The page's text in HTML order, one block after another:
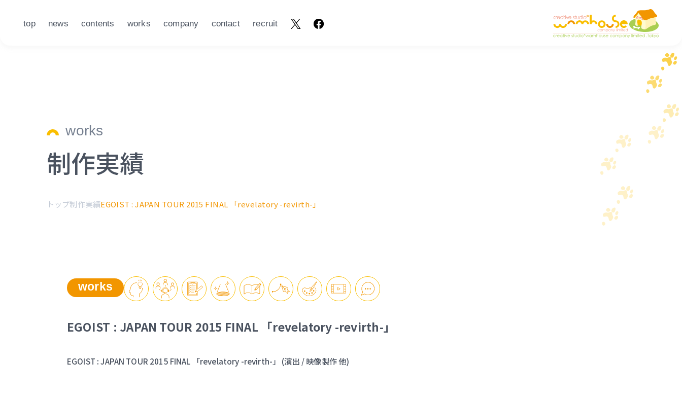
top news contents works company contact recruit
works
制作実績
トップ制作実績EGOIST : JAPAN TOUR 2015 FINAL 「revelatory -revirth-」
works
EGOIST : JAPAN TOUR 2015 FINAL 「revelatory -revirth-」
EGOIST : JAPAN TOUR 2015 FINAL 「revelatory -revirth-」 (演出 / 映像製作 他)